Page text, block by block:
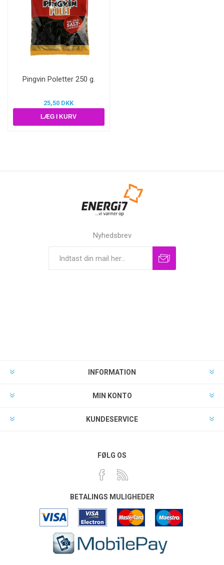
Pingvin Poletter 250 g.
25,50 DKK
Nyhedsbrev
INFORMATION
MIN KONTO
KUNDESERVICE
FØLG OS
BETALINGS MULIGHEDER